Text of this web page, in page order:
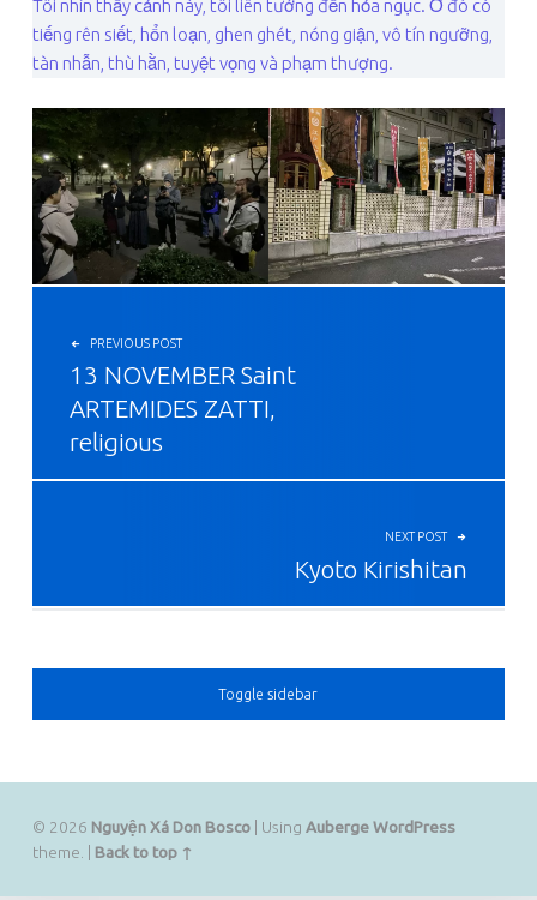
Tôi nhìn thấy cảnh này, tôi liên tưởng đến hỏa ngục. Ờ đó có
tiếng rên siết, hổn loạn, ghen ghét, nóng giận, vô tín ngưỡng,
tàn nhẫn, thù hằn, tuyệt vọng và phạm thượng.
PREVIOUS POST
13 NOVEMBER Saint
ARTEMIDES ZATTI,
religious
NEXT POST
Kyoto Kirishitan
SIDEBAR
Toggle sidebar
© 2026 Nguyện Xá Don Bosco | Using AubergeWordPress
theme. | Back to top ↑